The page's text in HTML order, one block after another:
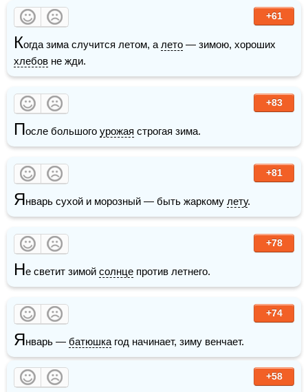
+61
Когда зима случится летом, а лето
хлебов не жди.
+83
После большого урожая строгая зима.
+81
Январь сухой и морозный — быть жаркому лету.
+78
Не светит зимой солнце против летнего.
+74
Январь — батюшка год начинает, зиму венчает.
+58